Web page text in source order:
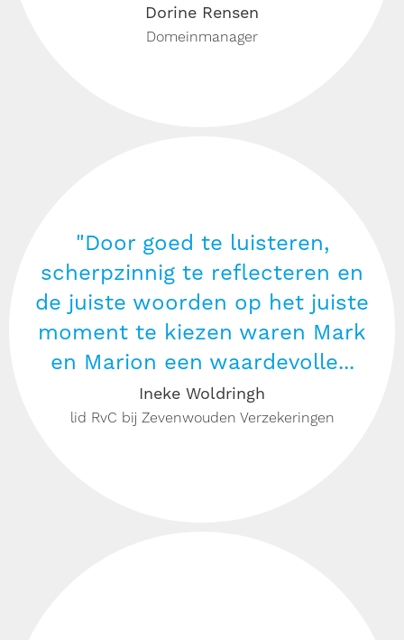
Dorine Rensen
Domeinmanager
"Door goed te luisteren,
scherpzinnig te reflecteren en
de juiste woorden op het juiste
moment te kiezen waren Mark
en Marion een waardevolle...
Ineke Woldringh
lid RvC bij Zevenwouden Verzekeringen